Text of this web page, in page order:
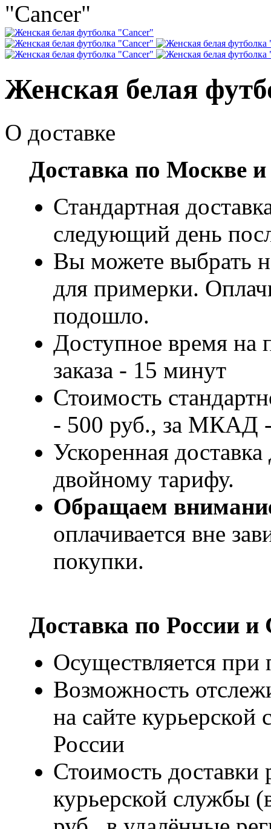
"Cancer"
Женская белая
О доставке
Доставка по Москве
Стандартная
следующий день
Вы можете выбрать
для примерки.
подошло.
Доступное время на
заказа - 15 минут
Стоимость
- 500 руб., за МКАД
Ускоренная
двойному тарифу.
Обращаем
оплачивается вне
покупки.
Доставка по России
Осуществляется при
Возможность
на сайте
России
Стоимость доставки
курьерской службы